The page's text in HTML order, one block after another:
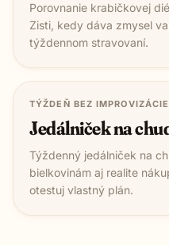
Porovnanie krabičkovej
Zisti, kedy dáva zmysel
týždennom stravovaní.
TÝŽDEŇ BEZ IMPROVIZÁCIE
Jedálniček na
Týždenný jedálniček na
bielkovinám aj realite
otestuj vlastný plán.